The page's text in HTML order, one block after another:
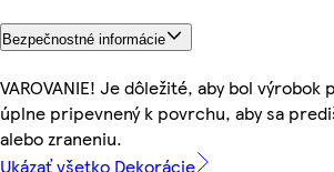
Bezpečnostné informácie
VAROVANIE! Je dôležité, aby bol výrobok
úplne pripevnený k povrchu, aby sa
alebo zraneniu.
Ukázať všetko Dekorácie